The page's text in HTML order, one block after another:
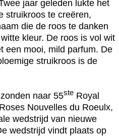
jaar geleden lukte het
struikroos te creëren,
die de roos te danken
kleur. De roos is vol wit
een mooi, mild parfum. De
struikroos is de
naar 55ste Royal
Nouvelles du Roeulx,
wedstrijd van nieuwe
wedstrijd vindt plaats op